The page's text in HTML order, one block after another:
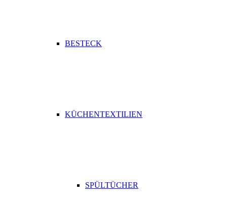
BESTECK
KÜCHENTEXTILIEN
SPÜLTÜCHER